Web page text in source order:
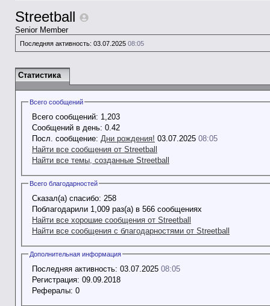
Streetball
Senior Member
Последняя активность: 03.07.2025 08:05
Статистика
Всего сообщений
Всего сообщений: 1,203
Сообщений в день: 0.42
Посл. сообщение: Дни рождения! 03.07.2025 08:05
Найти все сообщения от Streetball
Найти все темы, созданные Streetball
Всего благодарностей
Сказал(а) спасибо: 258
Поблагодарили 1,009 раз(а) в 566 сообщениях
Найти все хорошие сообщения от Streetball
Найти все сообщения с благодарностями от Streetball
Дополнительная информация
Последняя активность: 03.07.2025 08:05
Регистрация: 09.09.2018
Рефералы: 0